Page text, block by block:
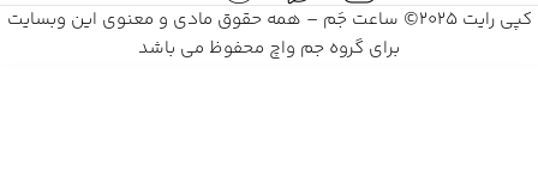
کپی رایت 2025© ساعت جَم – همه حقوق مادی و معنوی این وبسایت
برای گروه جم واچ محفوظ می باشد